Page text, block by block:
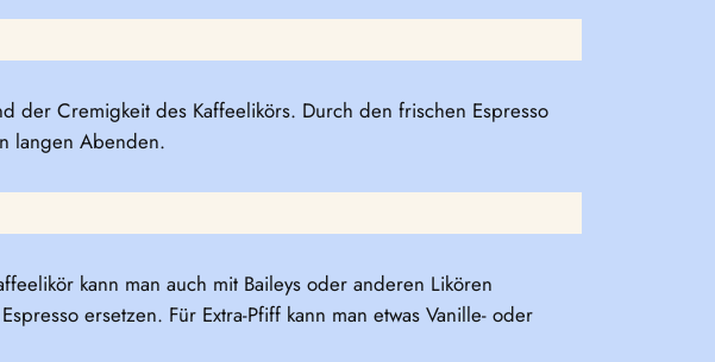
der Cremigkeit des Kaffeelikörs. Durch den frischen Espresso
langen Abenden.
kann man auch mit Baileys oder anderen Likören
ersetzen. Für Extra-Pfiff kann man etwas Vanille- oder